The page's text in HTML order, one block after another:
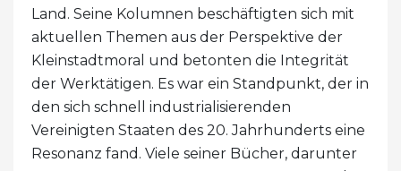
Land. Seine Kolumnen beschäftigten sich mit
aktuellen Themen aus der Perspektive der
Kleinstadtmoral und betonten die Integrität
der Werktätigen. Es war ein Standpunkt, der in
den sich schnell industrialisierenden
Vereinigten Staaten des 20. Jahrhunderts eine
Resonanz fand. Viele seiner Bücher, darunter